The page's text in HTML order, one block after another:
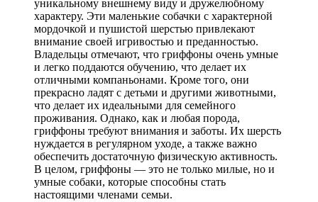
уникальному внешнему виду и дружелюбному
характеру. Эти маленькие собачки с характерной
мордочкой и пушистой шерстью привлекают
внимание своей игривостью и преданностью.
Владельцы отмечают, что гриффоны очень умные
и легко поддаются обучению, что делает их
отличными компаньонами. Кроме того, они
прекрасно ладят с детьми и другими животными,
что делает их идеальными для семейного
проживания. Однако, как и любая порода,
гриффоны требуют внимания и заботы. Их шерсть
нуждается в регулярном уходе, а также важно
обеспечить достаточную физическую активность.
В целом, гриффоны — это не только милые, но и
умные собаки, которые способны стать
настоящими членами семьи.